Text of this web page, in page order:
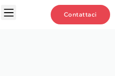
Contattaci